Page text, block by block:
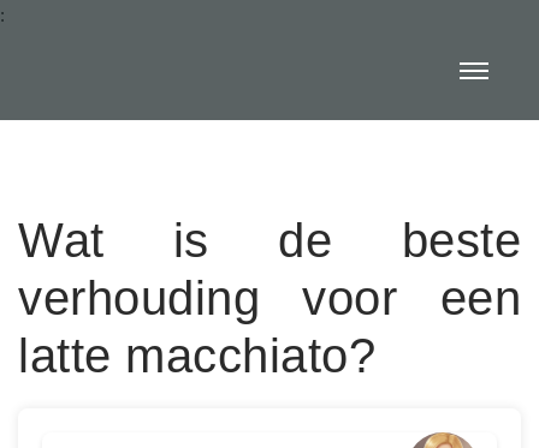
:
Wat is de beste
verhouding voor een
latte macchiato?